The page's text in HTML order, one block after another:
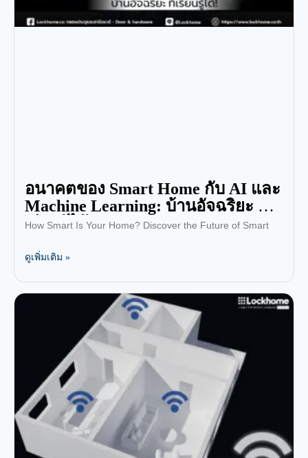
อนาคตของ Smart Home กับ AI และ
Machine Learning: บ้านอัจฉริยะ ที่
เรียนรู้ได้!
How Smart Is Your Home? Discover the Future of Smart
ดูเพิ่มเติม »